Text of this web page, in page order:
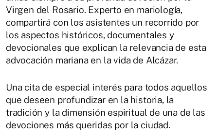
Virgen del Rosario. Experto en mariología,
compartirá con los asistentes un recorrido por
los aspectos históricos, documentales y
devocionales que explican la relevancia de esta
advocación mariana en la vida de Alcázar.
Una cita de especial interés para todos aquellos
que deseen profundizar en la historia, la
tradición y la dimensión espiritual de una de las
devociones más queridas por la ciudad.